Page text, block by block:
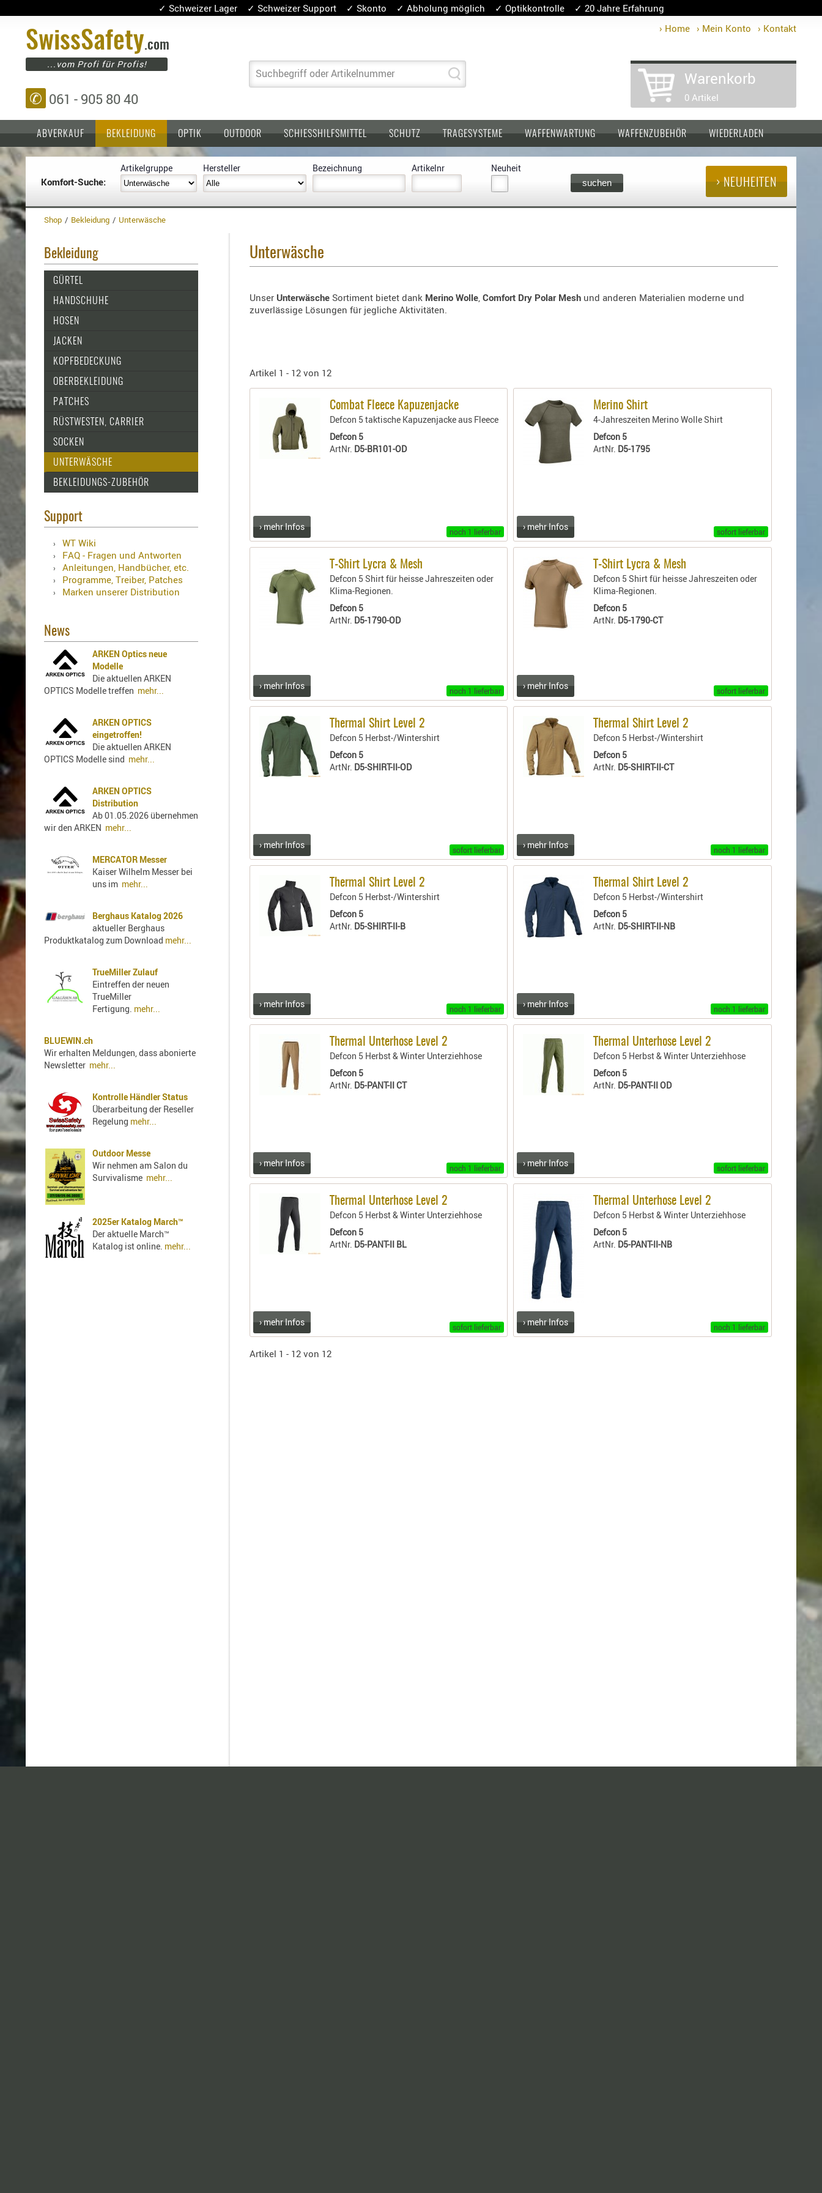
✓ Schweizer Lager ✓ Schweizer Support ✓ Skonto ✓ Abholung möglich ✓ Optikkontrolle ✓ 20 Jahre Erfahrung
› Home › Mein Konto › Kontakt
SwissSafety.com
...vom Profi für Profis!
✆ 061 - 905 80 40
Suchbegriff oder Artikelnummer Warenkorb
0 Artikel
ABVERKAUF BEKLEIDUNG OPTIK OUTDOOR SCHIESSHILFSMITTEL SCHUTZ
Einlagen,
Kopfschutz
Tragesysteme
TRAGESYSTEME
Holster
Basen,
Grundplatten
1911er
Holster
Beretta
Holster
Holster
Glock
Holster
Holster
Sauer
Holster
Walther
Holster
Sonstige
Magazinholster
Magazinholster
single
Holster-
Zubehör
WAFFENWARTUNG WAFFENZUBEHÖR WIEDERLADEN
Komfort-Suche:
Artikelgruppe Hersteller Bezeichnung Artikelnr Neuheit
› NEUHEITEN
Shop Bekleidung Unterwäsche
Bekleidung
GÜRTEL
HANDSCHUHE
HOSEN
JACKEN
KOPFBEDECKUNG
OBERBEKLEIDUNG
PATCHES
RÜSTWESTEN, CARRIER
SOCKEN
UNTERWÄSCHE
BEKLEIDUNGS-ZUBEHÖR
Support
WT Wiki
FAQ - Fragen und Antworten
Anleitungen, Handbücher, etc.
Programme, Treiber, Patches
Marken unserer Distribution
News
ARKEN Optics neue
Modelle
Die aktuellen ARKEN
OPTICS Modelle treffen mehr...
ARKEN OPTICS
eingetroffen!
Die aktuellen ARKEN
OPTICS Modelle sind mehr...
ARKEN OPTICS
Distribution
Ab 01.05.2026 übernehmen
wir den ARKEN mehr...
MERCATOR Messer
Kaiser Wilhelm Messer bei
uns im mehr...
Berghaus Katalog 2026
aktueller Berghaus
Produktkatalog zum Download mehr...
TrueMiller Zulauf
Eintreffen der neuen
TrueMiller
Fertigung. mehr...
BLUEWIN.ch
Wir erhalten Meldungen, dass abonierte
Newsletter mehr...
Kontrolle Händler Status
Überarbeitung der Reseller
Regelung mehr...
Outdoor Messe
Wir nehmen am Salon du
Survivalisme mehr...
2025er Katalog March™
Der aktuelle March™
Katalog ist online. mehr...
Unterwäsche
Unser Unterwäsche Sortiment bietet dank Merino Wolle, Comfort Dry Polar Mesh und anderen Materialien moderne und
zuverlässige Lösungen für jegliche Aktivitäten.
Artikel 1 - 12 von 12
Combat Fleece Kapuzenjacke
Defcon 5 taktische Kapuzenjacke aus Fleece
Defcon 5
ArtNr. D5-BR101-OD
noch 1 lieferbar
› mehr Infos
Merino Shirt
4-Jahreszeiten Merino Wolle Shirt
Defcon 5
ArtNr. D5-1795
sofort lieferbar
› mehr Infos
T-Shirt Lycra & Mesh
Defcon 5 Shirt für heisse Jahreszeiten oder
Klima-Regionen.
Defcon 5
ArtNr. D5-1790-OD
noch 1 lieferbar
› mehr Infos
T-Shirt Lycra & Mesh
Defcon 5 Shirt für heisse Jahreszeiten oder
Klima-Regionen.
Defcon 5
ArtNr. D5-1790-CT
sofort lieferbar
› mehr Infos
Thermal Shirt Level 2
Defcon 5 Herbst-/Wintershirt
Defcon 5
ArtNr. D5-SHIRT-II-OD
sofort lieferbar
› mehr Infos
Thermal Shirt Level 2
Defcon 5 Herbst-/Wintershirt
Defcon 5
ArtNr. D5-SHIRT-II-CT
noch 1 lieferbar
› mehr Infos
Thermal Shirt Level 2
Defcon 5 Herbst-/Wintershirt
Defcon 5
ArtNr. D5-SHIRT-II-B
noch 1 lieferbar
› mehr Infos
Thermal Shirt Level 2
Defcon 5 Herbst-/Wintershirt
Defcon 5
ArtNr. D5-SHIRT-II-NB
noch 1 lieferbar
› mehr Infos
Thermal Unterhose Level 2
Defcon 5 Herbst & Winter Unterziehhose
Defcon 5
ArtNr. D5-PANT-II CT
noch 1 lieferbar
› mehr Infos
Thermal Unterhose Level 2
Defcon 5 Herbst & Winter Unterziehhose
Defcon 5
ArtNr. D5-PANT-II OD
sofort lieferbar
› mehr Infos
Thermal Unterhose Level 2
Defcon 5 Herbst & Winter Unterziehhose
Defcon 5
ArtNr. D5-PANT-II BL
sofort lieferbar
› mehr Infos
Thermal Unterhose Level 2
Defcon 5 Herbst & Winter Unterziehhose
Defcon 5
ArtNr. D5-PANT-II-NB
noch 1 lieferbar
› mehr Infos
Artikel 1 - 12 von 12